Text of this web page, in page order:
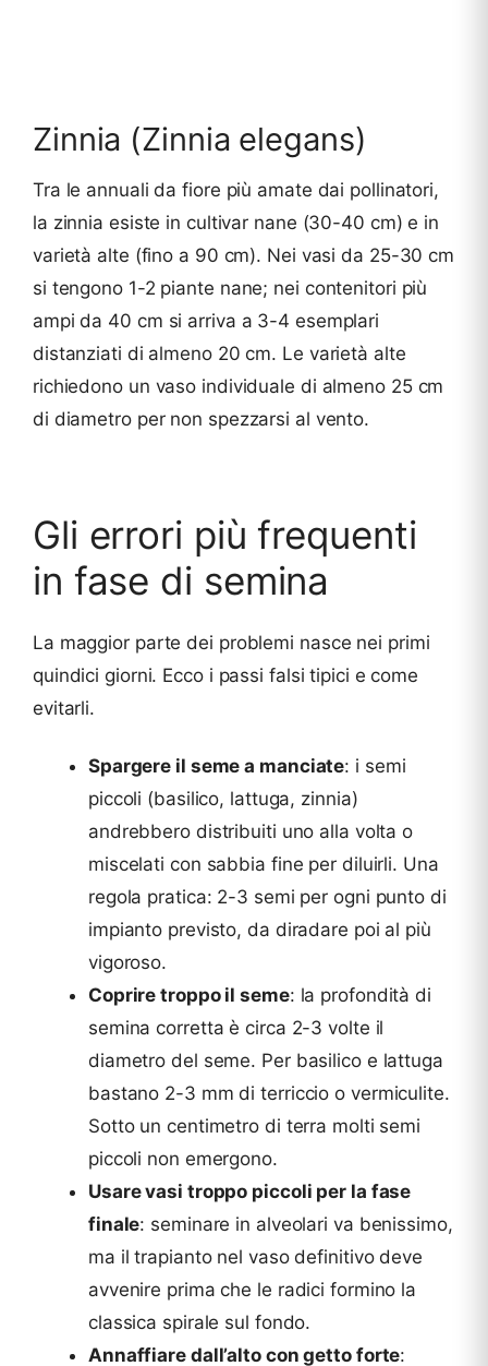
Zinnia (Zinnia elegans)
Tra le annuali da fiore più amate dai pollinatori,
la zinnia esiste in cultivar nane (30-40 cm) e in
varietà alte (fino a 90 cm). Nei vasi da 25-30 cm
si tengono 1-2 piante nane; nei contenitori più
ampi da 40 cm si arriva a 3-4 esemplari
distanziati di almeno 20 cm. Le varietà alte
richiedono un vaso individuale di almeno 25 cm
di diametro per non spezzarsi al vento.
Gli errori più frequenti
in fase di semina
La maggior parte dei problemi nasce nei primi
quindici giorni. Ecco i passi falsi tipici e come
evitarli.
Spargere il seme a manciate: i semi
piccoli (basilico, lattuga, zinnia)
andrebbero distribuiti uno alla volta o
miscelati con sabbia fine per diluirli. Una
regola pratica: 2-3 semi per ogni punto di
impianto previsto, da diradare poi al più
vigoroso.
Coprire troppo il seme: la profondità di
semina corretta è circa 2-3 volte il
diametro del seme. Per basilico e lattuga
bastano 2-3 mm di terriccio o vermiculite.
Sotto un centimetro di terra molti semi
piccoli non emergono.
Usare vasi troppo piccoli per la fase
finale: seminare in alveolari va benissimo,
ma il trapianto nel vaso definitivo deve
avvenire prima che le radici formino la
classica spirale sul fondo.
Annaffiare dall’alto con getto forte: